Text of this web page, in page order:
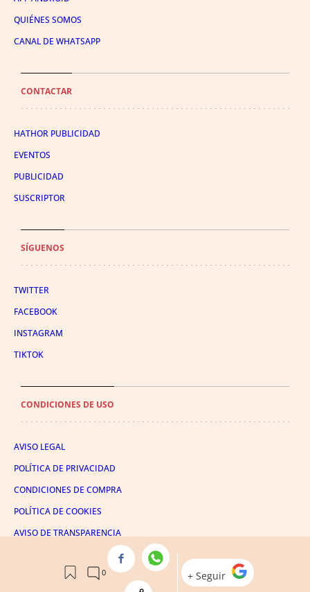
QUIÉNES SOMOS
CANAL DE WHATSAPP
CONTACTAR
HATHOR PUBLICIDAD
EVENTOS
PUBLICIDAD
SUSCRIPTOR
SÍGUENOS
TWITTER
FACEBOOK
INSTAGRAM
TIKTOK
CONDICIONES DE USO
AVISO LEGAL
POLÍTICA DE PRIVACIDAD
CONDICIONES DE COMPRA
POLÍTICA DE COOKIES
AVISO DE TRANSPARENCIA
ADMINISTRACIÓN UTIQ